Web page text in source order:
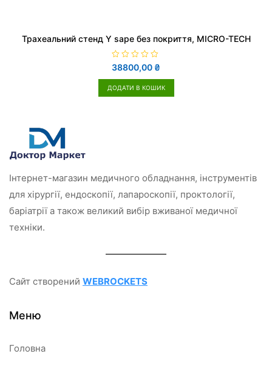
Трахеальний стенд Y sape без покриття, MICRO-TECH
О
ц
і
н
38800,00 ₴
ДОДАТИ В КОШИК
Інтернет-магазин медичного обладнання, інструментів
для хірургії, ендоскопії, лапароскопії, проктології,
баріатрії а також великий вибір вживаної медичної
техніки.
Сайт створений WEBROCKETS
Меню
Головна